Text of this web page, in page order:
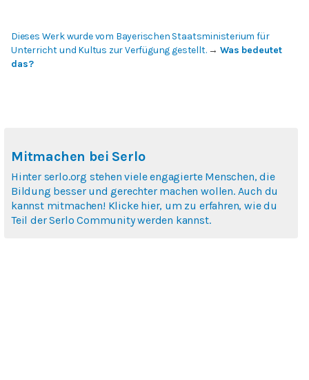
Dieses Werk wurde vom Bayerischen Staatsministerium für
Unterricht und Kultus zur Verfügung gestellt.→ Was bedeutet
das?
Mitmachen bei Serlo
Hinter serlo.org stehen viele engagierte Menschen, die
Bildung besser und gerechter machen wollen. Auch du
kannst mitmachen! Klicke hier, um zu erfahren, wie du
Teil der Serlo Community werden kannst.